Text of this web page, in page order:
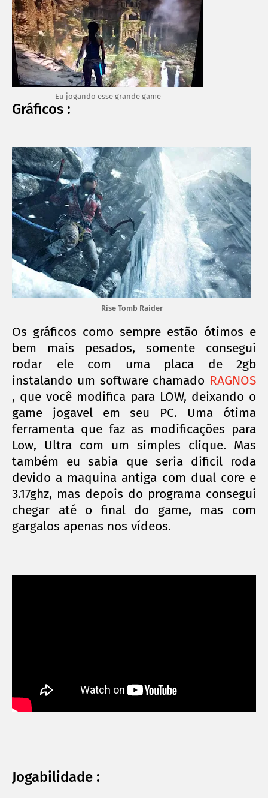
Eu jogando esse grande game
Gráficos :
Rise Tomb Raider
Os gráficos como sempre estão ótimos e
bem mais pesados, somente consegui
rodar ele com uma placa de 2gb
instalando um software chamado RAGNOS
, que você modifica para LOW, deixando o
game jogavel em seu PC. Uma ótima
ferramenta que faz as modificações para
Low, Ultra com um simples clique. Mas
também eu sabia que seria dificil roda
devido a maquina antiga com dual core e
3.17ghz, mas depois do programa consegui
chegar até o final do game, mas com
gargalos apenas nos vídeos.
Jogabilidade :